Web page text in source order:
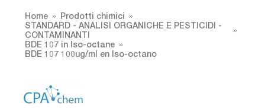
Home
Prodotti chimici
STANDARD - ANALISI ORGANICHE E PESTICIDI -
CONTAMINANTI
BDE 107 in Iso-octane
BDE 107 100ug/ml en Iso-octano